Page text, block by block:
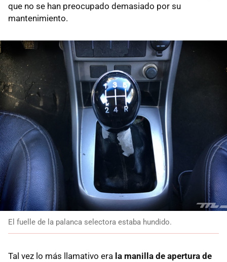
que no se han preocupado demasiado por su
mantenimiento.
El fuelle de la palanca selectora estaba hundido.
Tal vez lo más llamativo era la manilla de apertura de